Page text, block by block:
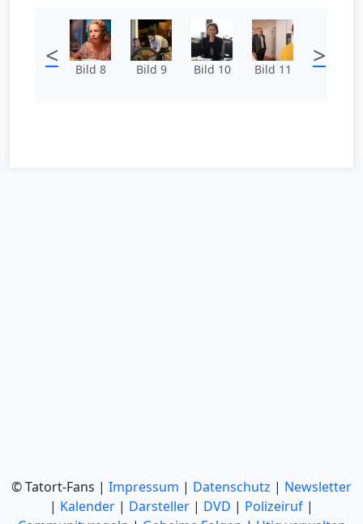
< Bild 8 Bild 9 Bild 10 Bild 11 >
© Tatort-Fans | Impressum | Datenschutz | Newsletter
| Kalender | Darsteller | DVD | Polizeiruf |